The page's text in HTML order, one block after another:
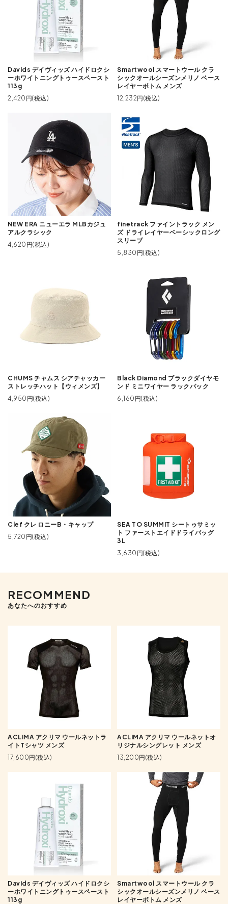
Davids デイヴィッズ ハイドロクシ
ーホワイトニングトゥースペースト
113g
2,420円(税込)
Smartwool スマートウール クラ
シックオールシーズンメリノ ベース
レイヤーボトム メンズ
12,232円(税込)
NEW ERA ニューエラ MLBカジュ
アルクラシック
4,620円(税込)
finetrack ファイントラック メン
ズ ドライレイヤーベーシックロング
スリーブ
5,830円(税込)
CHUMS チャムス シアチャッカー
ストレッチハット【ウィメンズ】
4,950円(税込)
Black Diamond ブラックダイヤモ
ンド ミニワイヤー ラックパック
6,160円(税込)
Clef クレ ロニーB・キャップ
5,720円(税込)
SEA TO SUMMIT シートゥサミッ
ト ファーストエイドドライバッグ
3L
3,630円(税込)
RECOMMEND
あなたへのおすすめ
ACLIMA アクリマ ウールネットラ
イトTシャツ メンズ
17,600円(税込)
ACLIMA アクリマ ウールネットオ
リジナルシングレット メンズ
13,200円(税込)
Davids デイヴィッズ ハイドロクシ
ーホワイトニングトゥースペースト
113g
Smartwool スマートウール クラ
シックオールシーズンメリノ ベース
レイヤーボトム メンズ